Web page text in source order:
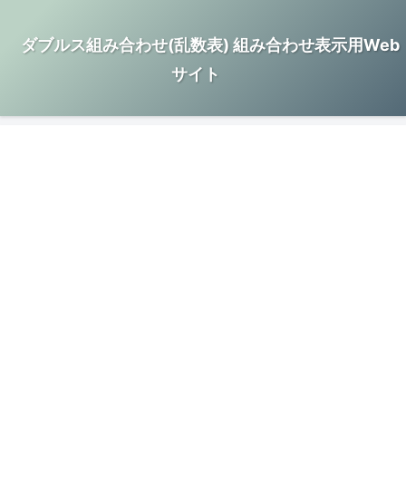
ダブルス組み合わせ(乱数表) 組み合わせ表示用Web
サイト